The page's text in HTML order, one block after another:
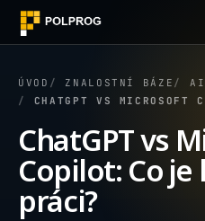
ÚVOD ZNALOSTNÍ BÁZE
AI
CHATGPT VS MICROSOFT COPILOT: CO JE LEPŠÍ PRO
ChatGPT vs
Copilot: Co
práci?